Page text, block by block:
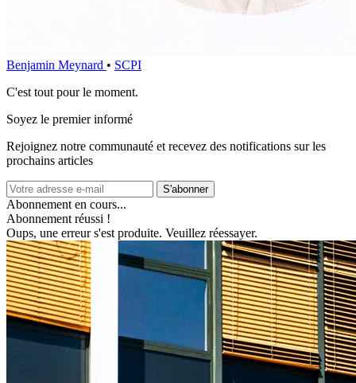
Benjamin Meynard • SCPI
C'est tout pour le moment.
Soyez le premier informé
Rejoignez notre communauté et recevez des notifications sur les
prochains articles
S'abonner
Abonnement en cours...
Abonnement réussi !
Oups, une erreur s'est produite. Veuillez réessayer.